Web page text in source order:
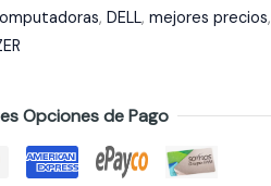
,DELL,mejores precios,
Opciones de Pago